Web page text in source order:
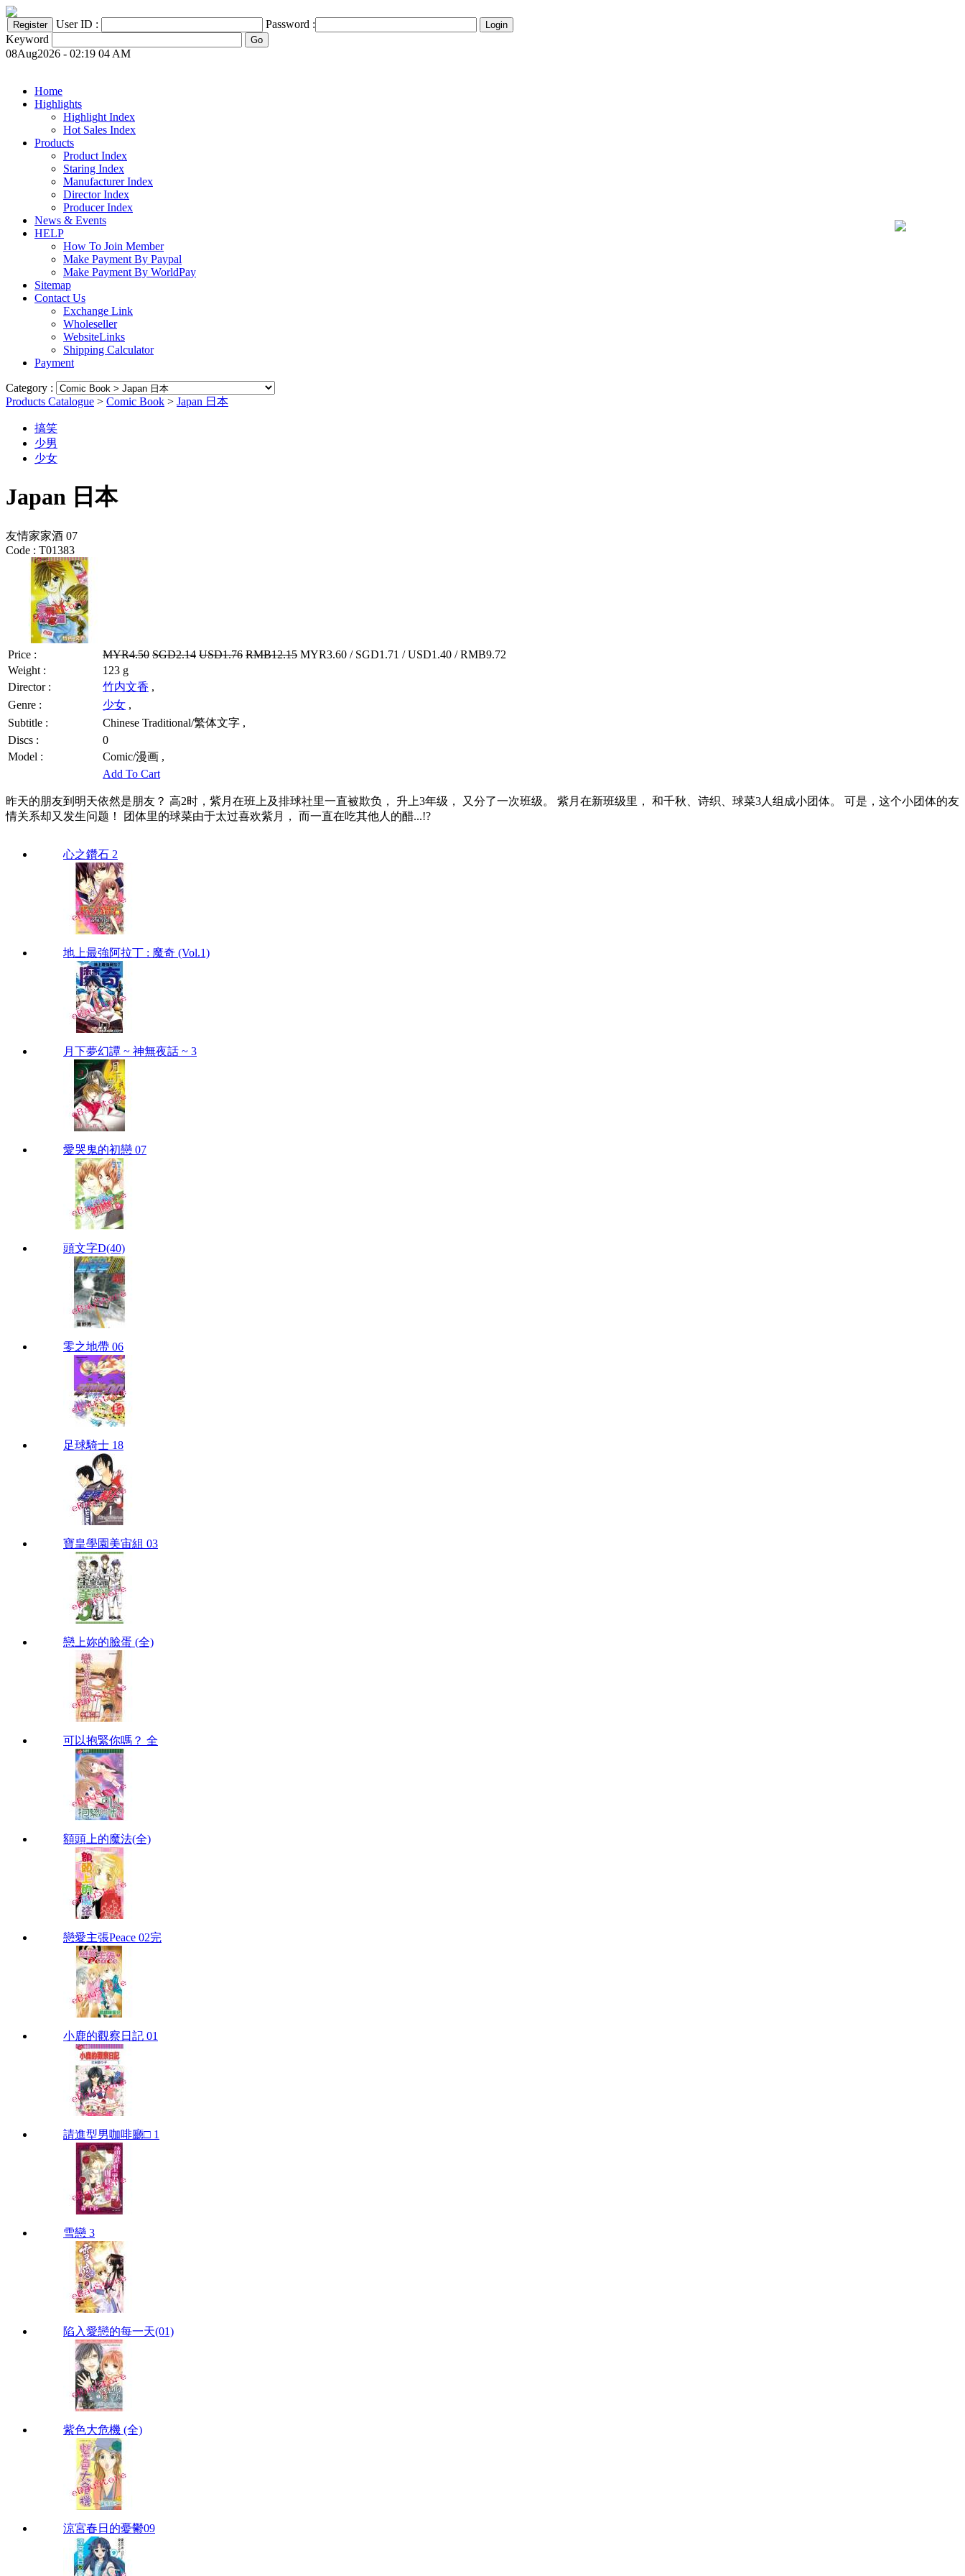
User ID :
Password :
Keyword
08Aug2026 - 02:19 04 AM
Home
Highlights
Highlight Index
Hot Sales Index
Products
Product Index
Staring Index
Manufacturer Index
Director Index
Producer Index
News & Events
HELP
How To Join Member
Make Payment By Paypal
Make Payment By WorldPay
Sitemap
Contact Us
Exchange Link
Wholeseller
WebsiteLinks
Shipping Calculator
Payment
Category :
Products Catalogue > Comic Book > Japan 日本
搞笑
少男
少女
Japan 日本
友情家家酒 07
Code : T01383
Price : MYR4.50 SGD2.14 USD1.76 RMB12.15 MYR3.60 / SGD1.71 / USD1.40 / RMB9.72
Weight :
123 g
Director :
竹内文香 ,
Genre :
少女 ,
Subtitle :
Chinese Traditional/繁体文字 ,
Discs :
0
Model :
Comic/漫画 ,
Add To Cart
昨天的朋友到明天依然是朋友？ 高2时，紫月在班上及排球社里一直被欺负， 升上3年级， 又分了一次班级。 紫月在新班级里， 和千秋、诗织、球菜3人组成小团体。 可是，这个小团体的友
情关系却又发生问题！ 团体里的球菜由于太过喜欢紫月， 而一直在吃其他人的醋...!?
心之鑽石 2
地上最強阿拉丁 : 魔奇 (Vol.1)
月下夢幻譚 ~ 神無夜話 ~ 3
愛哭鬼的初戀 07
頭文字D(40)
零之地帶 06
足球騎士 18
寶皇學園美宙組 03
戀上妳的臉蛋 (全)
可以抱緊你嗎？ 全
額頭上的魔法(全)
戀愛主張Peace 02完
小鹿的觀察日記 01
請進型男咖啡廳□ 1
雪戀 3
陷入愛戀的每一天(01)
紫色大危機 (全)
涼宮春日的憂鬱09